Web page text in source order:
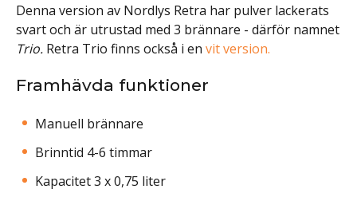
Denna version av Nordlys Retra har pulver lackerats
svart och är utrustad med 3 brännare - därför namnet
Trio. Retra Trio finns också i en vit version.
Framhävda funktioner
Manuell brännare
Brinntid 4-6 timmar
Kapacitet 3 x 0,75 liter